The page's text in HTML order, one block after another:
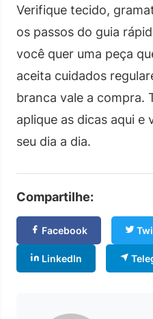
Verifique tecido,
os passos do guia
você quer uma peça
aceita cuidados
branca vale a compra.
aplique as dicas aqui e
seu dia a dia.
Compartilhe:
Facebook
LinkedIn